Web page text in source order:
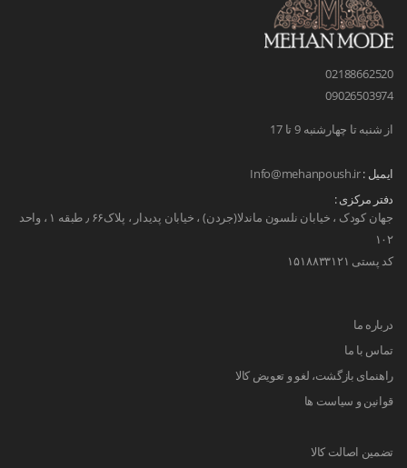
02188662520
09026503974
از شنبه تا چهارشنبه 9 تا 17
ایمیل :Info@mehanpoush.ir
دفتر مرکزی :
جهان کودک ، خیابان نلسون ماندلا(جردن) ، خیابان پدیدار ، پلاک۶۶ ٫ طبقه ۱ ، واحد
۱۰۲
کد پستی ۱۵۱۸۸۳۳۱۲۱
درباره ما
تماس با ما
راهنمای بازگشت، لغو و تعویض کالا
قوانین و سیاست ها
تضمین اصالت کالا